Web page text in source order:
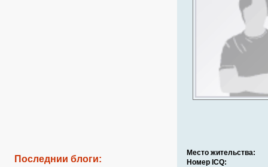
Последнии блоги:
Место жительства:
Номер ICQ: